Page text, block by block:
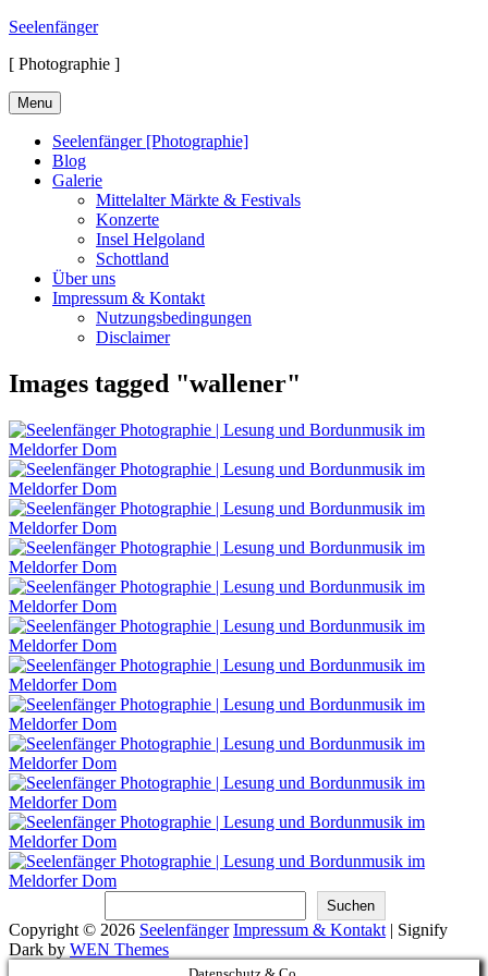
Skip
content
Seelenfänger
[ Photographie ]
Menu
Seelenfänger [Photographie]
Blog
Galerie
Mittelalter Märkte & Festivals
Konzerte
Insel Helgoland
Schottland
Über uns
Impressum & Kontakt
Nutzungsbedingungen
Disclaimer
Images tagged "wallener"
Suchen
Copyright © 2026 Seelenfänger Impressum & Kontakt | Signify
Dark by WEN Themes
Scroll